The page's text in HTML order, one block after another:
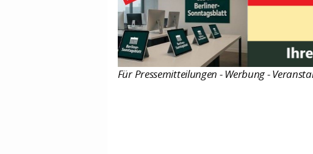
Für Pressemitteilungen - Werbung -